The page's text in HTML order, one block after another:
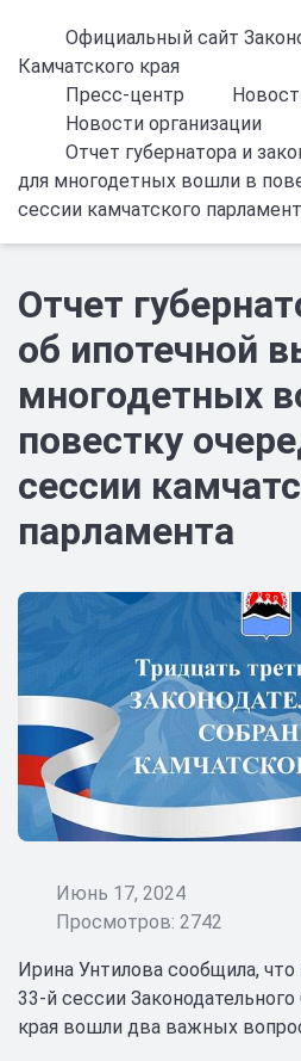
Официальный сайт
Камчатского края
Пресс-центр
Новости организации
Отчет губернатора и
для многодетных вошли в
сессии камчатского
Отчет
об ипотечной
многодетных
повестку
сессии
парламента
Июнь 17, 2024
Просмотров: 2742
Ирина Унтилова сообщила,
33-й сессии
края вошли два важных